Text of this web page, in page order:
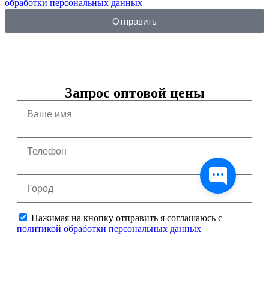
обработки персональных данных
Отправить
Запрос оптовой цены
Нажимая на кнопку отправить я соглашаюсь с
политикой обработки персональных данных